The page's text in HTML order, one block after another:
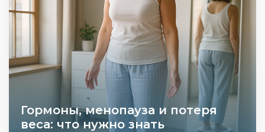
Гормоны, менопауза и потеря
веса: что нужно знать